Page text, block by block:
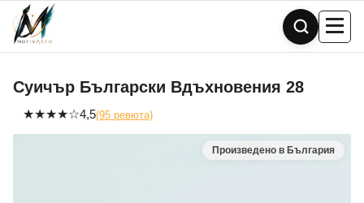
Skip
content
Суичър Български Вдъхновения 28
★★★★☆4,5(95 ревюта)